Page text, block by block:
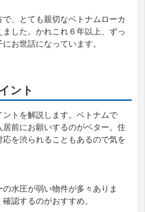
、とても親切なベトナムローカ
した。かれこれ６年以上、ずっ
お世話になっています。
ント
ントを解説します。ベトナムで
前にお願いするのがベター。住
応を渋られることもあるので気を
水圧が弱い物件が多々ありま
認するのがおすすめ。